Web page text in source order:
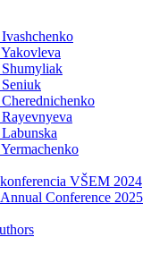
VŠEM 2024
Conference 2025